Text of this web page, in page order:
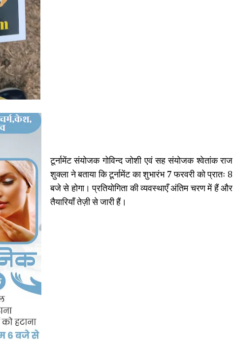
टूर्नामेंट संयोजक गोविन्द जोशी एवं सह संयोजक श्वेतांक राज
शुक्ला ने बताया कि टूर्नामेंट का शुभारंभ 7 फरवरी को प्रातः 8
बजे से होगा। प्रतियोगिता की व्यवस्थाएँ अंतिम चरण में हैं और
तैयारियाँ तेज़ी से जारी हैं।